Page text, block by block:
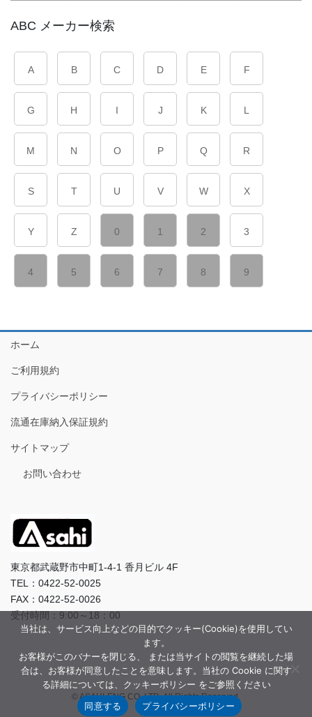
ABC メーカー検索
A B C D E F
G H I J K L
M N O P Q R
S T U V W X
Y Z 0 1 2 3
4 5 6 7 8 9
ホーム
ご利用規約
プライバシーポリシー
流通在庫納入保証規約
サイトマップ
お問い合わせ
東京都武蔵野市中町1-4-1 香月ビル 4F
TEL：0422-52-0025
FAX：0422-52-0026
受付時間：9:00～18：00
© ASAHI-ENG CO.,LTD. All Rights Reserved.
当社は、サービス向上などの目的でクッキー(Cookie)を使用してい
ます。
お客様がこのバナーを閉じる、 または当サイトの閲覧を継続した場
合は、お客様が同意したことを意味します。当社の Cookie に関す
る詳細については、クッキーポリシー をご参照ください
同意する
プライバシーポリシー